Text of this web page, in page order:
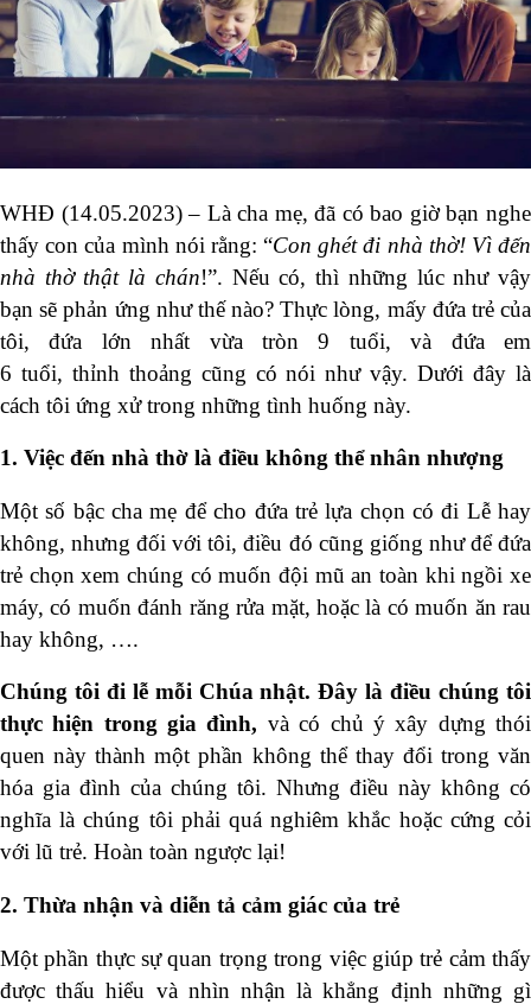
WHĐ (14.05.2023)– Là cha mẹ, đã có bao giờ bạn nghe
thấy con của mình nói rằng: “Con ghét đi nhà thờ! Vìđến
nhà thờ thật là chán!”. Nếu có, thì những lúc như vậy
bạn sẽ phản ứng như thế nào? Thực lòng, mấy đứa trẻ của
tôi, đứa lớn nhất vừa tròn 9 tuổi, và đứa em
6 tuổi, thỉnh thoảng cũng có nói như vậy. Dưới đây là
cách tôi ứng xử trong những tình huống này.
1. Việc đến nhà thờ là điều không thể nhân nhượng
Một số bậc cha mẹ để cho đứa trẻ lựa chọn có đi Lễ hay
không, nhưng đối với tôi, điều đó cũng giống như để đứa
trẻ chọn xem chúng có muốn đội mũ an toàn khi ngồi xe
máy, có muốn đánh răng rửa mặt, hoặc là có muốn ăn rau
hay không, ….
Chúng tôi đi lễmỗi Chúa nhật. Đây là điều chúng tôi
thực hiện tronggia đình, và có chủ ý xây dựng thói
quen này thành một phần không thể thay đổi trong văn
hóa gia đình của chúng tôi. Nhưng điều này không có
nghĩa là chúng tôi phải quá nghiêm khắc hoặc cứng cỏi
với lũ trẻ. Hoàn toàn ngược lại!
2. Thừa nhận và diễn tả cảm giác của trẻ
Một phần thực sự quan trọng trong việc giúp trẻ cảm thấy
được thấu hiểu và nhìn nhận là khẳng định những gì